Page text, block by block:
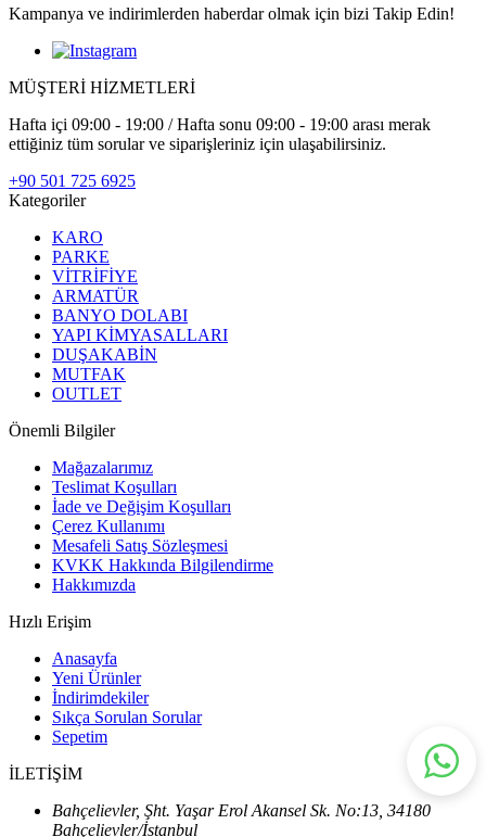
Kampanya ve indirimlerden haberdar olmak için bizi Takip Edin!
MÜŞTERİ HİZMETLERİ
Hafta içi 09:00 - 19:00 / Hafta sonu 09:00 - 19:00 arası merak
ettiğiniz tüm sorular ve siparişleriniz için ulaşabilirsiniz.
+90 501 725 6925
Kategoriler
KARO
PARKE
VİTRİFİYE
ARMATÜR
BANYO DOLABI
YAPI KİMYASALLARI
DUŞAKABİN
MUTFAK
OUTLET
Önemli Bilgiler
Mağazalarımız
Teslimat Koşulları
İade ve Değişim Koşulları
Çerez Kullanımı
Mesafeli Satış Sözleşmesi
KVKK Hakkında Bilgilendirme
Hakkımızda
Hızlı Erişim
Anasayfa
Yeni Ürünler
İndirimdekiler
Sıkça Sorulan Sorular
Sepetim
İLETİŞİM
Bahçelievler, Şht. Yaşar Erol Akansel Sk. No:13, 34180
Bahçelievler/İstanbul